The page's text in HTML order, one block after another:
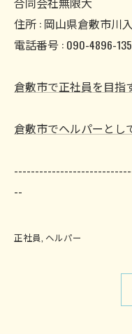
住所 : 岡山県倉敷市川
電話番号 : 090-4896-
倉敷市で正社員を目指
倉敷市でヘルパーとし
--
正社員 ヘルパー